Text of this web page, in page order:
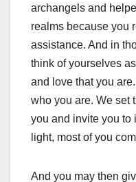
archangels and
realms because you
assistance. And in
think of yourselves
and love that you
who you are. We set
you and invite you to
light, most of you
And you may then